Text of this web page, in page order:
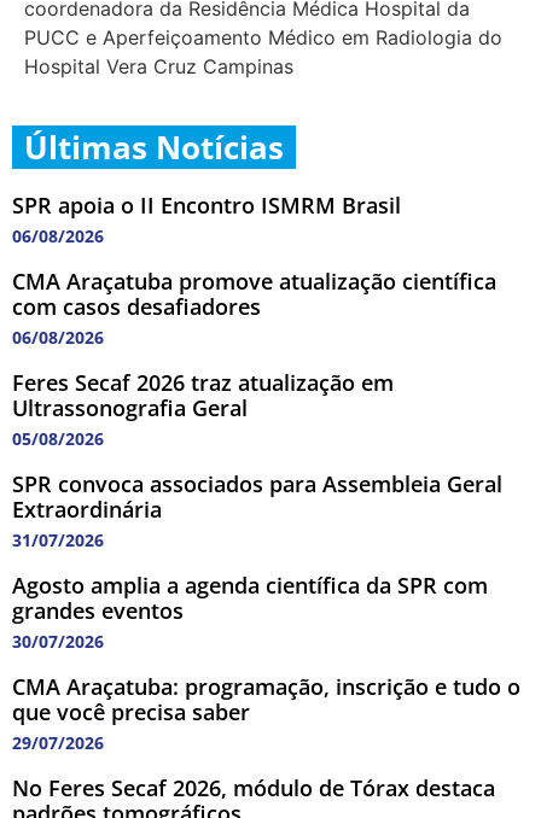
coordenadora da Residência Médica Hospital da
PUCC e Aperfeiçoamento Médico em Radiologia do
Hospital Vera Cruz Campinas
Últimas Notícias
SPR apoia o II Encontro ISMRM Brasil
06/08/2026
CMA Araçatuba promove atualização científica
com casos desafiadores
06/08/2026
Feres Secaf 2026 traz atualização em
Ultrassonografia Geral
05/08/2026
SPR convoca associados para Assembleia Geral
Extraordinária
31/07/2026
Agosto amplia a agenda científica da SPR com
grandes eventos
30/07/2026
CMA Araçatuba: programação, inscrição e tudo o
que você precisa saber
29/07/2026
No Feres Secaf 2026, módulo de Tórax destaca